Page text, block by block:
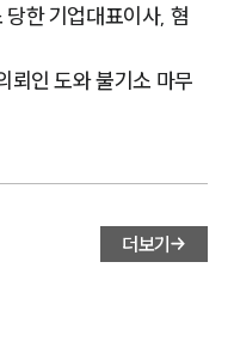
한 기업대표이사, 혐
뢰인 도와 불기소 마무
더보기